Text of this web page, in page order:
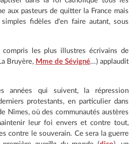
aux pasteurs de quitter la France mais
fidèles d'en faire autant, sous
compris les plus illustres écrivains de
Bruyère, Mme de Sévigné...) applaudit
années qui suivent, la répression
protestants, en particulier dans
Nîmes, où des communautés austères
leur foi envers et contre tout,
contre le souverain. Ce sera la guerre